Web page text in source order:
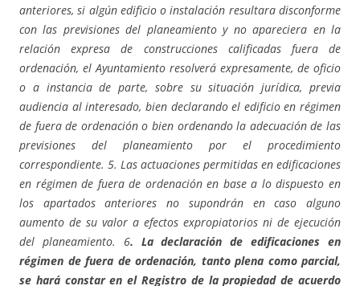
anteriores, si algún edificio o instalación resultara disconforme
con las previsiones del planeamiento y no apareciera en la
relación expresa de construcciones calificadas fuera de
ordenación, el Ayuntamiento resolverá expresamente, de oficio
o a instancia de parte, sobre su situación jurídica, previa
audiencia al interesado, bien declarando el edificio en régimen
de fuera de ordenación o bien ordenando la adecuación de las
previsiones del planeamiento por el procedimiento
correspondiente. 5. Las actuaciones permitidas en edificaciones
en régimen de fuera de ordenación en base a lo dispuesto en
los apartados anteriores no supondrán en caso alguno
aumento de su valor a efectos expropiatorios ni de ejecución
del planeamiento. 6. La declaración de edificaciones en
régimen de fuera de ordenación, tanto plena como parcial,
se hará constar en el Registro de la propiedad de acuerdo